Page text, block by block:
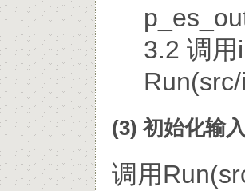
3.2 调
(3) 初始化输
调用